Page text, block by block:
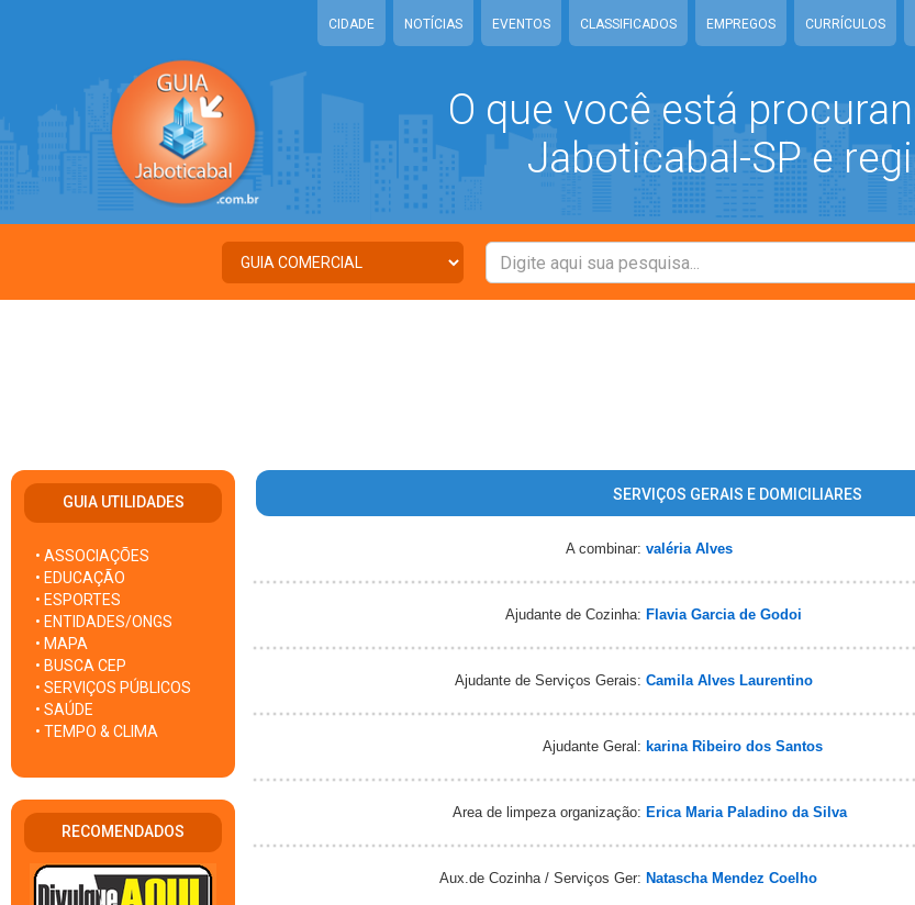
CIDADE NOTÍCIAS EVENTOS CLASSIFICADOS EMPREGOS CURRÍCULOS
O que você está
Jaboticabal-SP e
GUIA UTILIDADES
• ASSOCIAÇÕES
• EDUCAÇÃO
• ESPORTES
• ENTIDADES/ONGS
• MAPA
• BUSCA CEP
• SERVIÇOS PÚBLICOS
• SAÚDE
• TEMPO & CLIMA
RECOMENDADOS
SERVIÇOS GERAIS E DOMICILIARES
A combinar: valéria Alves
Ajudante de Cozinha: Flavia Garcia de Godoi
Ajudante de Serviços Gerais: Camila Alves Laurentino
Ajudante Geral: karina Ribeiro dos Santos
Area de limpeza organização: Erica Maria Paladino da Silva
Aux.de Cozinha / Serviços Ger: Natascha Mendez Coelho